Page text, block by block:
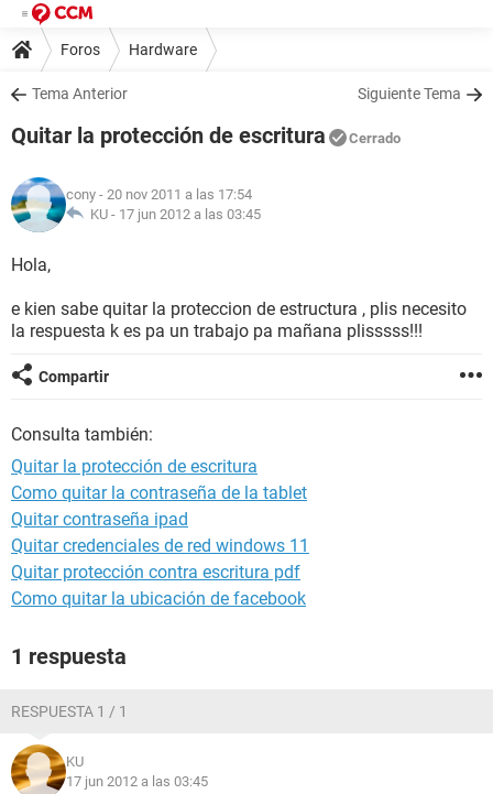
Foros Hardware
Tema Anterior Siguiente Tema
Quitar la protección de escritura Cerrado
cony - 20 nov 2011 a las 17:54
KU - 17 jun 2012 a las 03:45
Hola,
e kien sabe quitar la proteccion de estructura , plis necesito
la respuesta k es pa un trabajo pa mañana plisssss!!!
Compartir
Consulta también:
Quitar la protección de escritura
Como quitar la contraseña de la tablet
Quitar contraseña ipad
Quitar credenciales de red windows 11
Quitar protección contra escritura pdf
Como quitar la ubicación de facebook
1 respuesta
RESPUESTA 1 / 1
KU
17 jun 2012 a las 03:45